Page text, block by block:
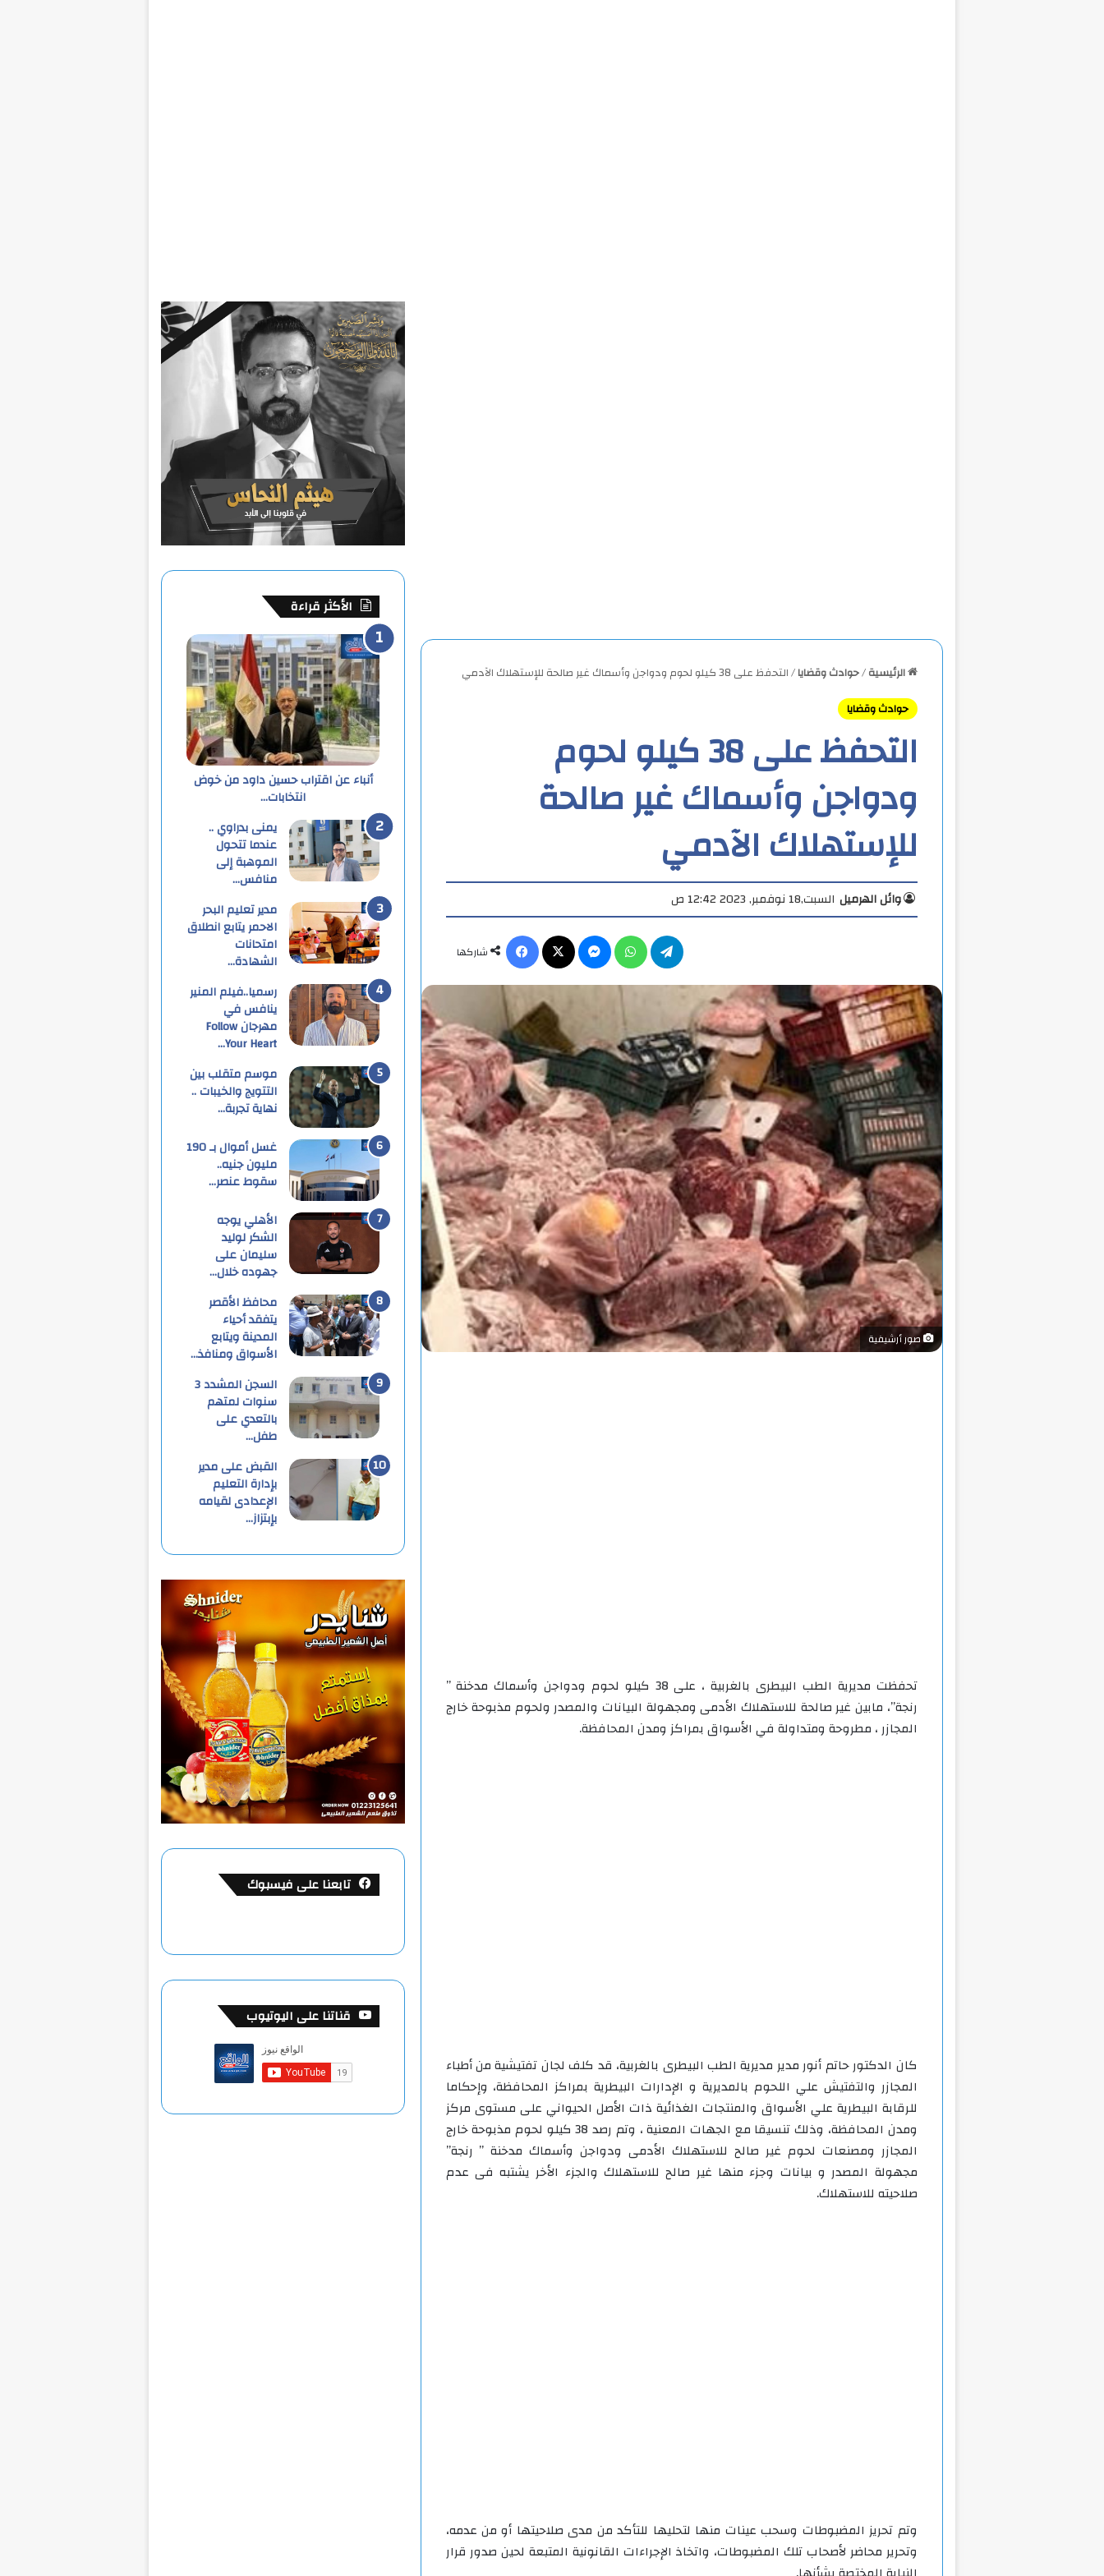
الرئيسية/حوادث وقضايا/التحفظ على 38 كيلو لحوم ودواجن وأسماك غير صالحة للإستهلاك الآدمي
حوادث وقضايا
التحفظ على 38 كيلو لحوم
ودواجن وأسماك غير صالحة
للإستهلاك الآدمي
وائل الهرميل السبت,18 نوفمبر, 2023 12:42 ص
شاركها
ماسنجر واتساب تيلقرام
صور أرشيفية
تحفظت مديرية الطب البيطرى بالغربية ، على 38 كيلو لحوم ودواجن وأسماك مدخنة ”
رنجة”، مابين غير صالحة للاستهلاك الأدمى ومجهولة البيانات والمصدر ولحوم مذبوحة خارج
المجازر ، مطروحة ومتداولة في الأسواق بمراكز ومدن المحافظة.
كان الدكتور حاتم أنور مدير مديرية الطب البيطرى بالغربية، قد كلف لجان تفتيشية من أطباء
المجازر والتفتيش علي اللحوم بالمديرية و الإدارات البيطرية بمراكز المحافظة، وإحكاما
للرقابة البيطرية علي الأسواق والمنتجات الغذائية ذات الأصل الحيواني على مستوى مركز
ومدن المحافظة، وذلك تنسيقا مع الجهات المعنية ، وتم رصد 38 كيلو لحوم مذبوحة خارج
المجازر ومصنعات لحوم غير صالح للاستهلاك الأدمى ودواجن وأسماك مدخنة ” رنجة”
مجهولة المصدر و بيانات وجزء منها غير صالح للاستهلاك والجزء الأخر يشتبه فى عدم
صلاحيته للاستهلاك.
وتم تحريز المضبوطات وسحب عينات منها لتحليها للتأكد من مدى صلاحيتها أو من عدمه،
وتحرير محاضر لأصحاب تلك المضبوطات، واتخاذ الإجراءات القانونية المتبعة لحين صدور قرار
الأكثر قراءة
أنباء عن اقتراب حسين داود من خوض
انتخابات…
يمنى بدراوي ..
عندما تتحول
الموهبة إلى
منافس…
مدير تعليم البحر
الاحمر يتابع انطلاق
امتحانات
الشهادة…
رسميا..فيلم المنير
ينافس في
مهرجان Follow
Your Heart…
موسم متقلب بين
التتويج والخيبات ..
نهاية تجربة…
غسل أموال بـ 190
مليون جنيه..
سقوط عنصر…
الأهلي يوجه
الشكر لوليد
سليمان على
جهوده خلال…
محافظ الأقصر
يتفقد أحياء
المدينة ويتابع
الأسواق ومنافذ…
السجن المشدد 3
سنوات لمتهم
بالتعدي على
طفل…
القبض على مدير
بإدارة التعليم
الإعدادى لقيامه
بإبتزاز…
تابعنا على فيسبوك
قناتنا على اليوتيوب